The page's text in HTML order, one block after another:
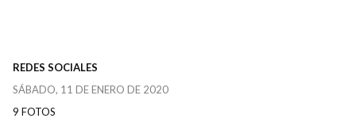
REDES SOCIALES
SÁBADO, 11 DE ENERO DE 2020
9 FOTOS